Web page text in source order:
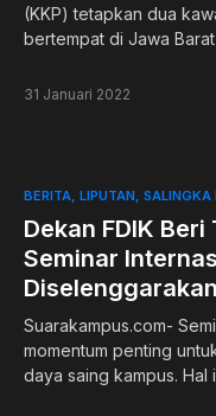
(KKP) tetapkan dua
bertempat di Jawa
31 Januari 2022
BERITA LIPUTAN SALINGKA
Dekan FDIK
Seminar
Suarakampus.com-
momentum penting
daya saing kampus.